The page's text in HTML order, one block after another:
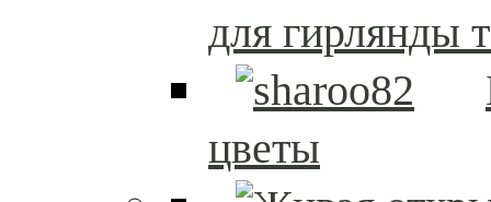
для гирлянды
цветы